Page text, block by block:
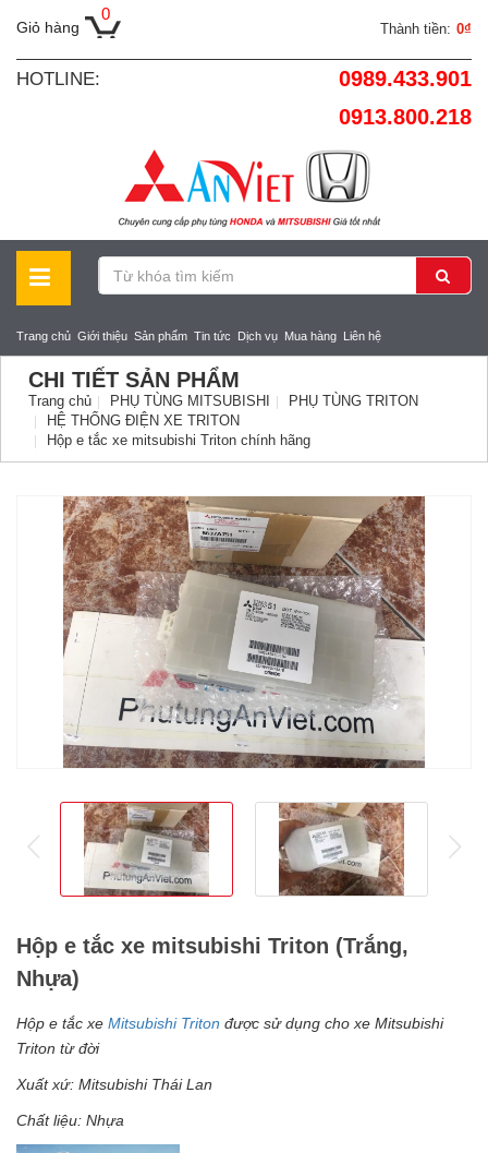
Giỏ hàng
0
Thành tiền: 0₫
HOTLINE:
0989.433.901
0913.800.218
Trang chủ Giới thiệu Sản phẩm Tin tức Dịch vụ Mua hàng Liên hệ
CHI TIẾT SẢN PHẨM
Trang chủ PHỤ TÙNG MITSUBISHI
PHỤ TÙNG TRITON
HỆ THỐNG ĐIỆN XE TRITON
Hộp e tắc xe mitsubishi Triton chính hãng
prev
Hộp e tắc xe mitsubishi Triton (Trắng,
Nhựa)
Hộp e tắc xe Mitsubishi Triton được sử dụng cho xe Mitsubishi
Triton từ đời
Xuất xứ: Mitsubishi Thái Lan
Chất liệu: Nhựa